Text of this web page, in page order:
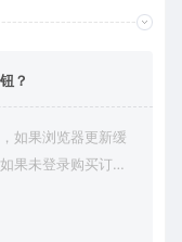
？
如果浏览器更新缓
果未登录购买订单